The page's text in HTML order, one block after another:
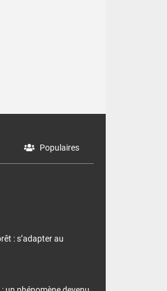
Populaires
: s’adapter au